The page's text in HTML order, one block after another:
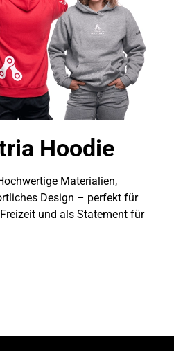
Hoodie
Materialien,
Design – perfekt für
und als Statement für